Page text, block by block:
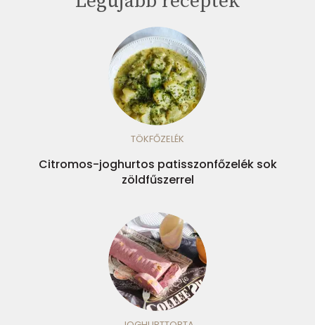
TÖKFŐZELÉK
Citromos-joghurtos patisszonfőzelék sok
zöldfűszerrel